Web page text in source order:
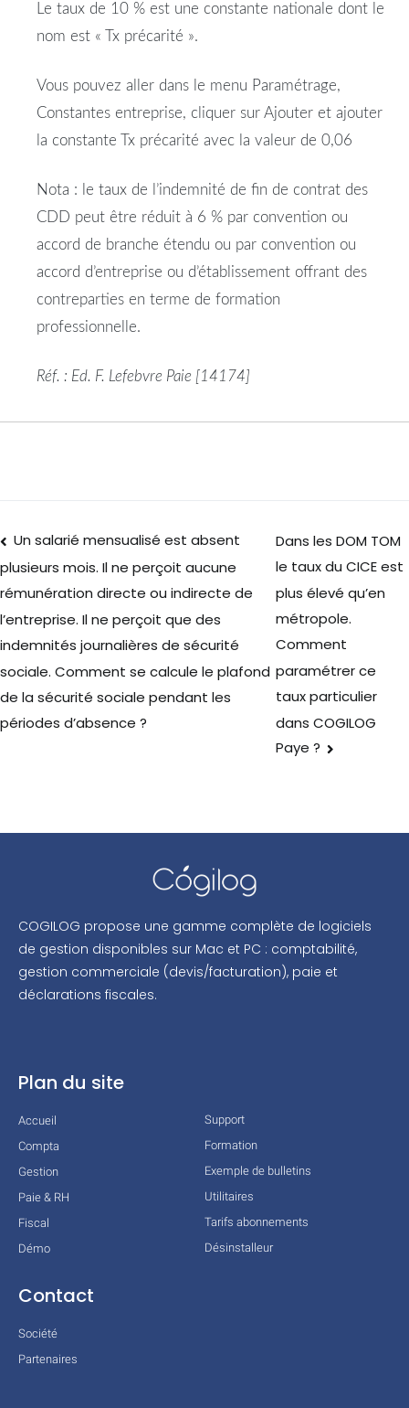
Le taux de 10 % est une constante nationale dont le
nom est « Tx précarité ».
Vous pouvez aller dans le menu Paramétrage,
Constantes entreprise, cliquer sur Ajouter et ajouter
la constante Tx précarité avec la valeur de 0,06
Nota : le taux de l’indemnité de fin de contrat des
CDD peut être réduit à 6 % par convention ou
accord de branche étendu ou par convention ou
accord d’entreprise ou d’établissement offrant des
contreparties en terme de formation
professionnelle.
Réf. : Ed. F. Lefebvre Paie [14174]
Un salarié mensualisé est absent
plusieurs mois. Il ne perçoit aucune
rémunération directe ou indirecte de
l’entreprise. Il ne perçoit que des
indemnités journalières de sécurité
sociale. Comment se calcule le plafond
de la sécurité sociale pendant les
périodes d’absence ?
Dans les DOM TOM
le taux du CICE est
plus élevé qu’en
métropole.
Comment
paramétrer ce
taux particulier
dans COGILOG
Paye ?
COGILOG propose une gamme complète de logiciels
de gestion disponibles sur Mac et PC : comptabilité,
gestion commerciale (devis/facturation), paie et
déclarations fiscales.
Plan du site
Accueil
Compta
Gestion
Paie & RH
Fiscal
Démo
Support
Formation
Exemple de bulletins
Utilitaires
Tarifs abonnements
Désinstalleur
Contact
Société
Partenaires